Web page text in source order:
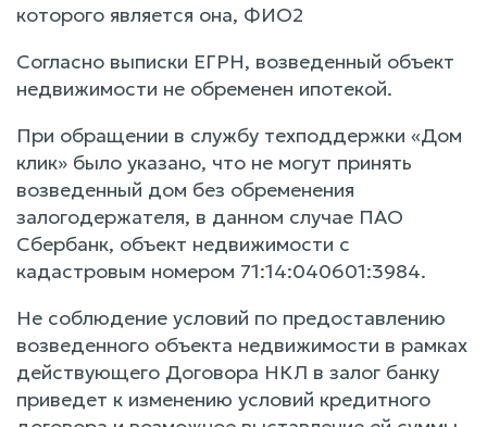
которого является она, ФИО2
Согласно выписки ЕГРН, возведенный объект
недвижимости не обременен ипотекой.
При обращении в службу техподдержки «Дом
клик» было указано, что не могут принять
возведенный дом без обременения
залогодержателя, в данном случае ПАО
Сбербанк, объект недвижимости с
кадастровым номером 71:14:040601:3984.
Не соблюдение условий по предоставлению
возведенного объекта недвижимости в рамках
действующего Договора НКЛ в залог банку
приведет к изменению условий кредитного